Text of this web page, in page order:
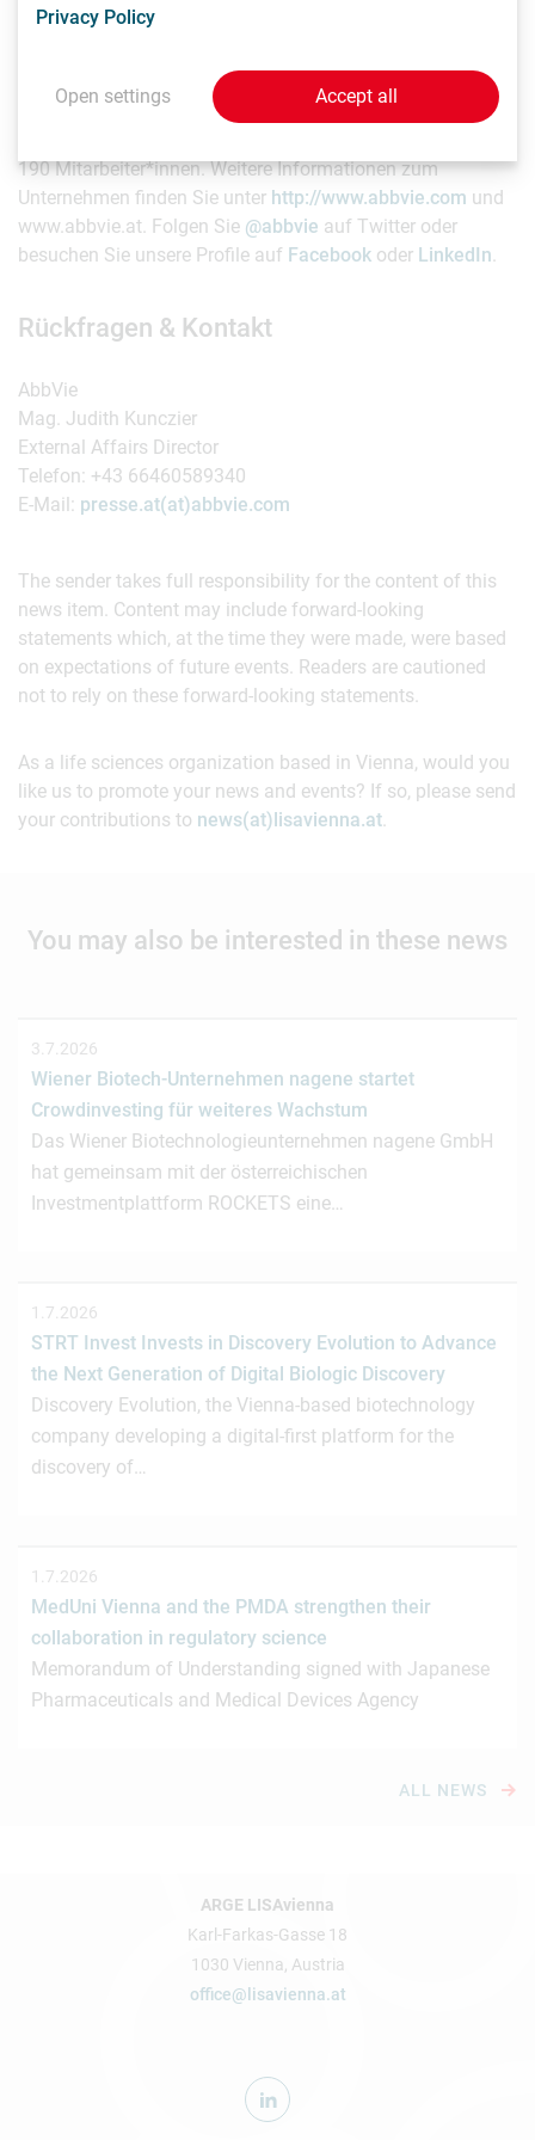
Neurologie, Augenheilkunde, Virologie und
Aesthetics in der medizinischen Ästhetik. In Österreich ist
AbbVie in Wien vertreten. Insgesamt beschäftigt AbbVie
190 Mitarbeiter*innen. Weitere Informationen zum
Unternehmen finden Sie unter http://www.abbvie.com und
www.abbvie.at. Folgen Sie @abbvie auf Twitter oder
besuchen Sie unsere Profile auf Facebook oder LinkedIn.
Rückfragen & Kontakt
AbbVie
Mag. Judith Kunczier
External Affairs Director
Telefon: +43 66460589340
E-Mail: presse.at(at)abbvie.com
The sender takes full responsibility for the content of this
news item. Content may include forward-looking
statements which, at the time they were made, were based
on expectations of future events. Readers are cautioned
not to rely on these forward-looking statements.
As a life sciences organization based in Vienna, would you
like us to promote your news and events? If so, please send
your contributions to news(at)lisavienna.at.
You may also be interested in these news
3.7.2026
Wiener Biotech-Unternehmen nagene startet
Crowdinvesting für weiteres Wachstum
Das Wiener Biotechnologieunternehmen nagene GmbH
hat gemeinsam mit der österreichischen
Investmentplattform ROCKETS eine…
1.7.2026
STRT Invest Invests in Discovery Evolution to Advance
the Next Generation of Digital Biologic Discovery
Discovery Evolution, the Vienna-based biotechnology
company developing a digital-first platform for the
discovery of…
1.7.2026
MedUni Vienna and the PMDA strengthen their
collaboration in regulatory science
Memorandum of Understanding signed with Japanese
Pharmaceuticals and Medical Devices Agency
ALL NEWS
ARGE LISAvienna
Karl-Farkas-Gasse 18
1030 Vienna, Austria
office@lisavienna.at
Privacy Policy
Open settings Accept all